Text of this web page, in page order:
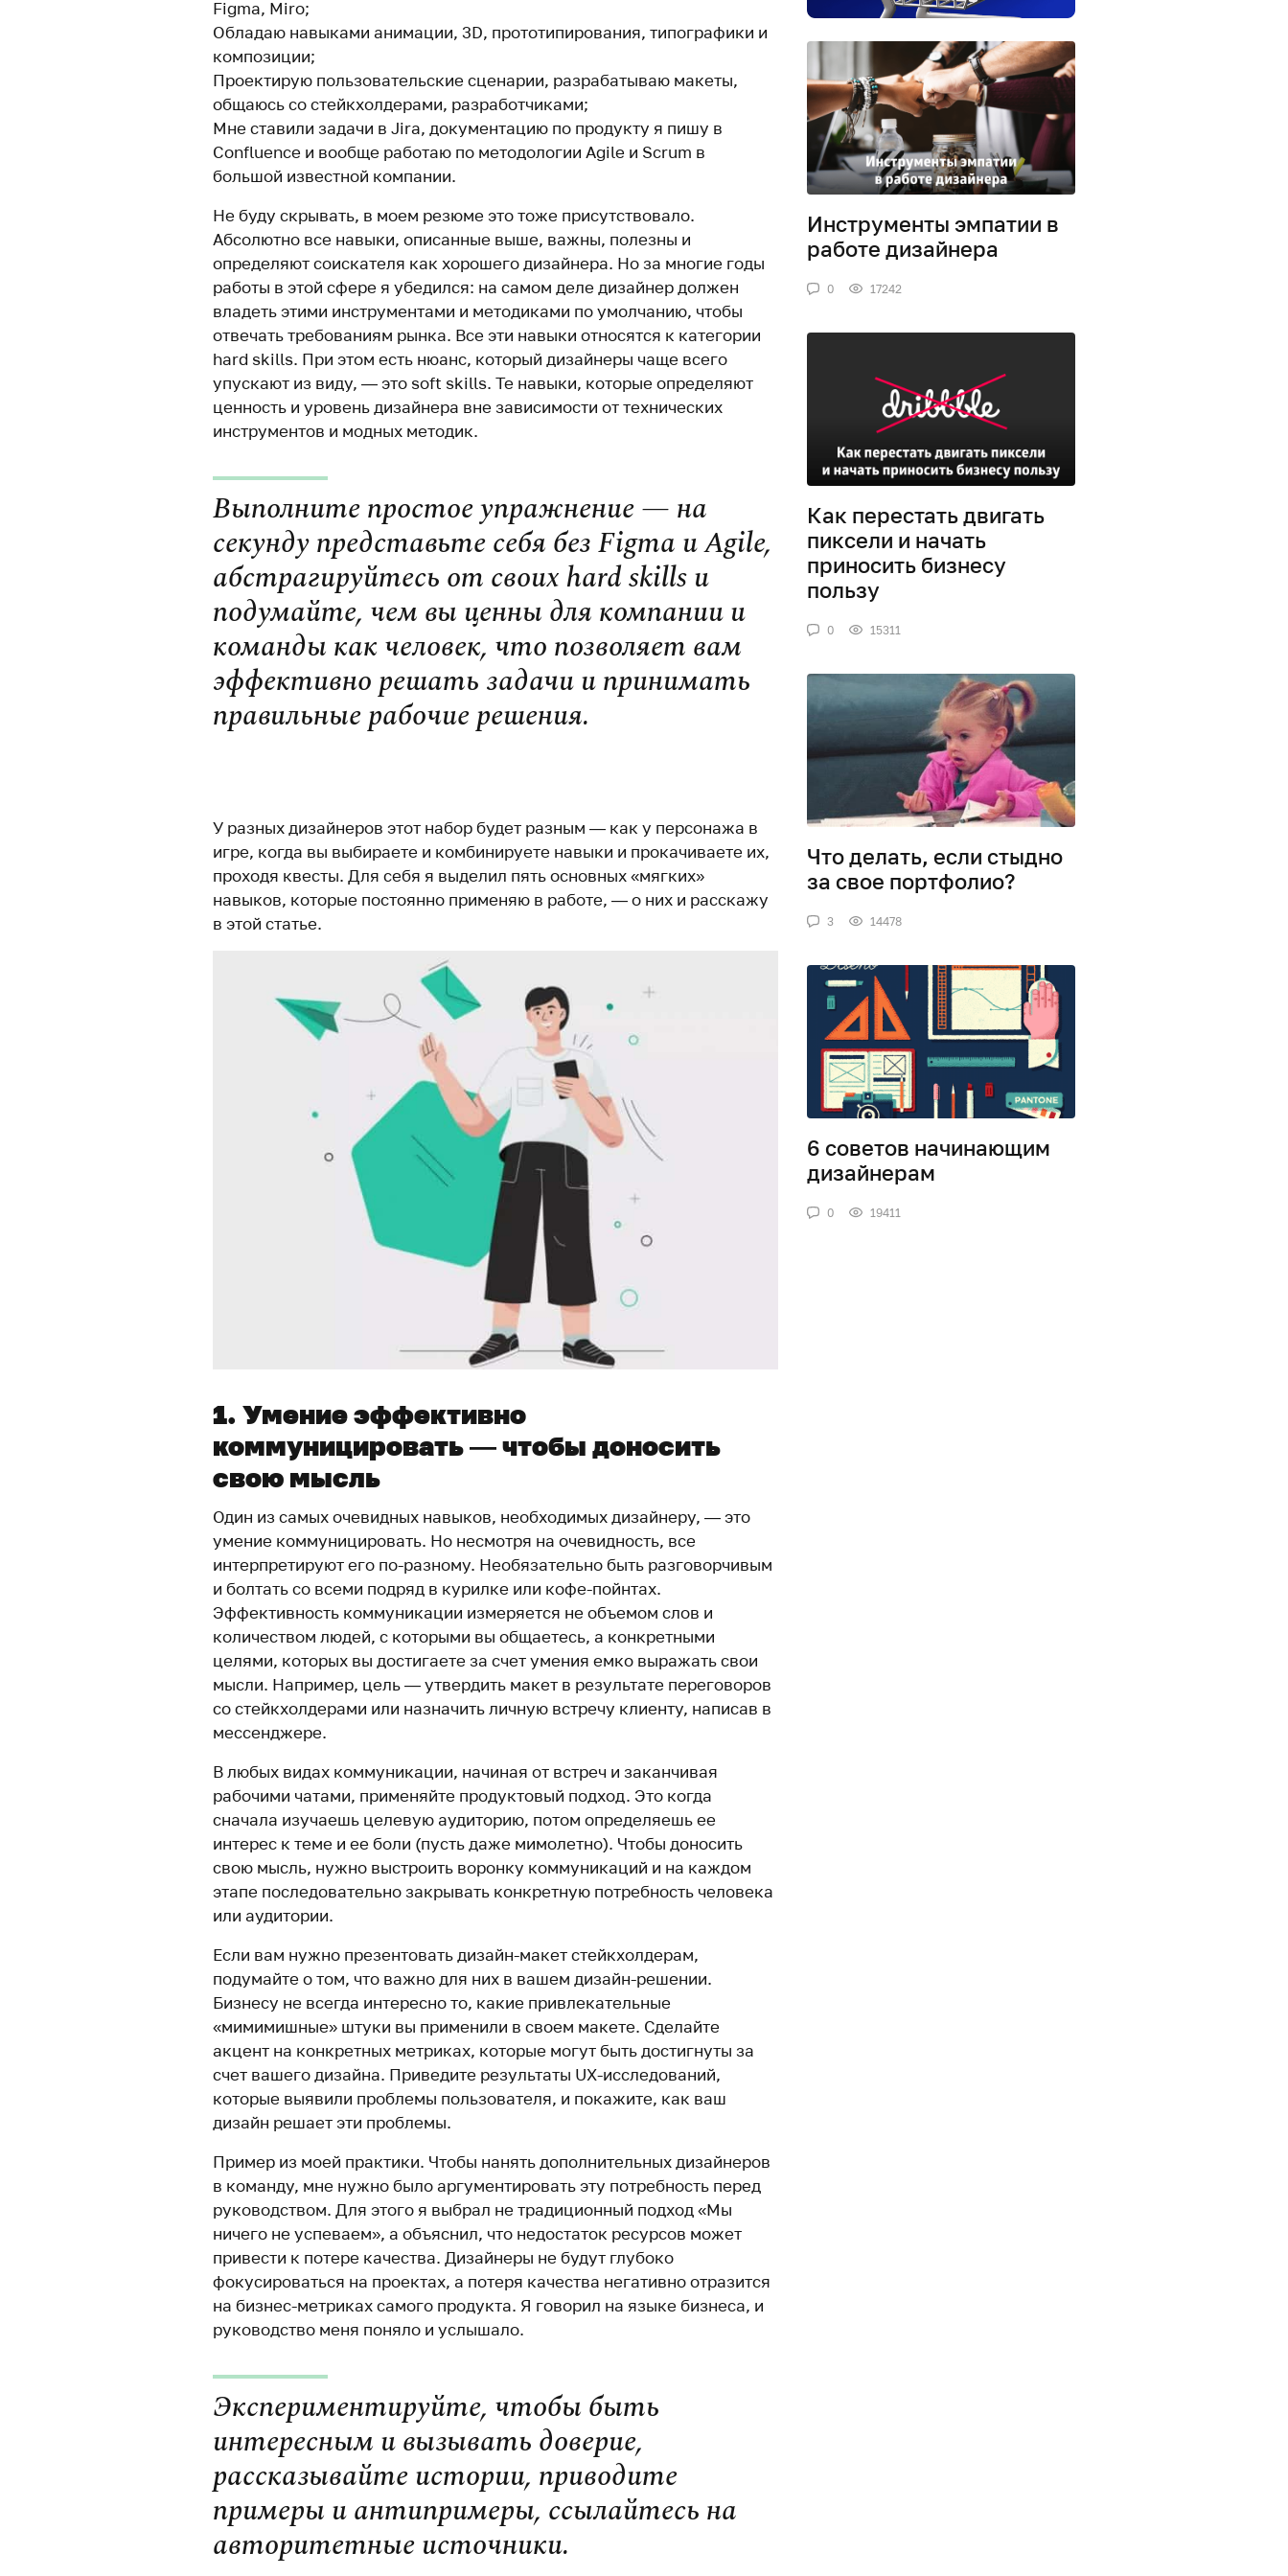
Figma, Miro;
Обладаю навыками анимации, 3D, прототипирования, типографики и
композиции;
Проектирую пользовательские сценарии, разрабатываю макеты,
общаюсь со стейкхолдерами, разработчиками;
Мне ставили задачи в Jira, документацию по продукту я пишу в
Confluence и вообще работаю по методологии Agile и Scrum в
большой известной компании.
Не буду скрывать, в моем резюме это тоже присутствовало.
Абсолютно все навыки, описанные выше, важны, полезны и
определяют соискателя как хорошего дизайнера. Но за многие годы
работы в этой сфере я убедился: на самом деле дизайнер должен
владеть этими инструментами и методиками по умолчанию, чтобы
отвечать требованиям рынка. Все эти навыки относятся к категории
hard skills. При этом есть нюанс, который дизайнеры чаще всего
упускают из виду, — это soft skills. Те навыки, которые определяют
ценность и уровень дизайнера вне зависимости от технических
инструментов и модных методик.
Выполните простое упражнение — на
секунду представьте себя без Figma и Agile,
абстрагируйтесь от своих hard skills и
подумайте, чем вы ценны для компании и
команды как человек, что позволяет вам
эффективно решать задачи и принимать
правильные рабочие решения.
У разных дизайнеров этот набор будет разным — как у персонажа в
игре, когда вы выбираете и комбинируете навыки и прокачиваете их,
проходя квесты. Для себя я выделил пять основных «мягких»
навыков, которые постоянно применяю в работе, — о них и расскажу
в этой статье.
1. Умение эффективно
коммуницировать — чтобы доносить
свою мысль
Один из самых очевидных навыков, необходимых дизайнеру, — это
умение коммуницировать. Но несмотря на очевидность, все
интерпретируют его по-разному. Необязательно быть разговорчивым
и болтать со всеми подряд в курилке или кофе-пойнтах.
Эффективность коммуникации измеряется не объемом слов и
количеством людей, с которыми вы общаетесь, а конкретными
целями, которых вы достигаете за счет умения емко выражать свои
мысли. Например, цель — утвердить макет в результате переговоров
со стейкхолдерами или назначить личную встречу клиенту, написав в
мессенджере.
В любых видах коммуникации, начиная от встреч и заканчивая
рабочими чатами, применяйте продуктовый подход. Это когда
сначала изучаешь целевую аудиторию, потом определяешь ее
интерес к теме и ее боли (пусть даже мимолетно). Чтобы доносить
свою мысль, нужно выстроить воронку коммуникаций и на каждом
этапе последовательно закрывать конкретную потребность человека
или аудитории.
Если вам нужно презентовать дизайн-макет стейкхолдерам,
подумайте о том, что важно для них в вашем дизайн-решении.
Бизнесу не всегда интересно то, какие привлекательные
«мимимишные» штуки вы применили в своем макете. Сделайте
акцент на конкретных метриках, которые могут быть достигнуты за
счет вашего дизайна. Приведите результаты UX-исследований,
которые выявили проблемы пользователя, и покажите, как ваш
дизайн решает эти проблемы.
Пример из моей практики. Чтобы нанять дополнительных дизайнеров
в команду, мне нужно было аргументировать эту потребность перед
руководством. Для этого я выбрал не традиционный подход «Мы
ничего не успеваем», а объяснил, что недостаток ресурсов может
привести к потере качества. Дизайнеры не будут глубоко
фокусироваться на проектах, а потеря качества негативно отразится
на бизнес-метриках самого продукта. Я говорил на языке бизнеса, и
руководство меня поняло и услышало.
Экспериментируйте, чтобы быть
интересным и вызывать доверие,
рассказывайте истории, приводите
примеры и антипримеры, ссылайтесь на
авторитетные источники.
Инструменты эмпатии в
работе дизайнера
0 17242
Как перестать двигать
пиксели и начать
приносить бизнесу
пользу
0 15311
Что делать, если стыдно
за свое портфолио?
3 14478
6 советов начинающим
дизайнерам
0 19411